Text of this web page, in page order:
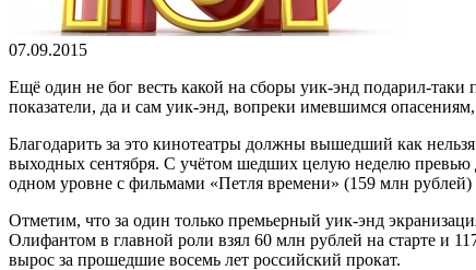
07.09.2015
Ещё один не бог весть какой на сборы уик-энд подарил-
показатели, да и сам уик-энд, вопреки имевшимся
Благодарить за это кинотеатры должны вышедший как
выходных сентября. С учётом шедших целую неделю превью
одном уровне с фильмами «Петля времени» (159 млн
Отметим, что за один только премьерный уик-энд
Олифантом в главной роли взял 60 млн рублей на старте и
вырос за прошедшие восемь лет российский прокат.